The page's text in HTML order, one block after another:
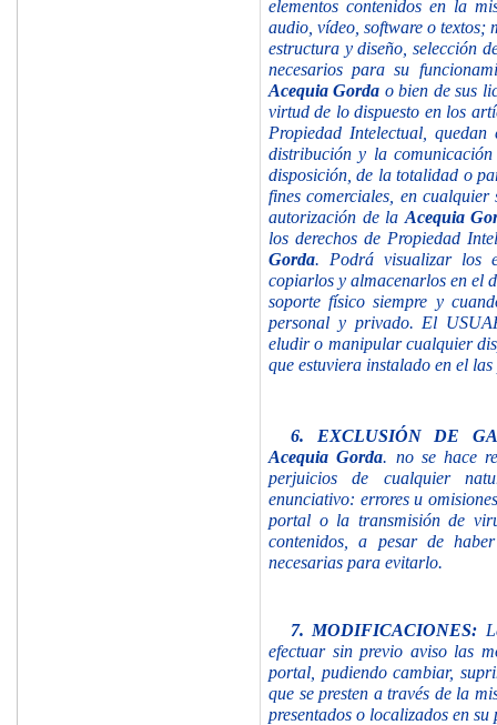
elementos contenidos en la
audio, vídeo, software o textos;
estructura y diseño, selección
necesarios para su
Acequia Gorda o bien de sus
virtud de lo dispuesto en los
Propiedad Intelectual, quedan
distribución y la
disposición, de la totalidad o
fines comerciales, en
autorización de la Acequia
los derechos de Propiedad
Gorda. Podrá visualizar los
copiarlos y almacenarlos en el
soporte físico siempre y
personal y privado. El
eludir o manipular cualquier
que estuviera instalado en el
6. EXCLUSIÓN DE
Acequia Gorda. no se hace
perjuicios de cualquier
enunciativo: errores u
portal o la transmisión de
contenidos, a pesar de
necesarias para evitarlo.
7. MODIFICACIONES:
efectuar sin previo aviso las
portal, pudiendo cambiar,
que se presten a través de la
presentados o localizados en su